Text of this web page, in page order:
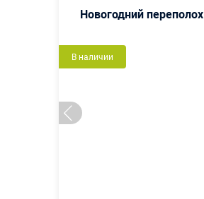
Новогодний переполох
В наличии